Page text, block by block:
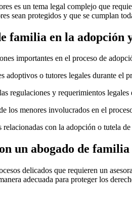
es un tema legal complejo que
sean protegidos y que se cumplan
familia en la adopción
importantes en el proceso de
adoptivos o tutores legales durante el
regulaciones y requerimientos
los menores involucrados en el
con la adopción o tutela de
un abogado de familia
delicados que requieren un
adecuada para proteger los